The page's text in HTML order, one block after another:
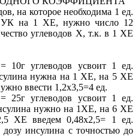
на которое необходима 1 ед.
УК на 1 ХЕ, нужно число 12
углеводов Х, т.к. в 1 ХЕ
углеводов усвоит 1 ед.
нужна на 1 ХЕ, на 5 ХЕ
ввести 1,2х3,5=4 ед.
углеводов усвоит 1 ед.
нужно на 1ХЕ, на 6 ХЕ
ХЕ введем 0,48х2,5= 1 ед.
дозу инсулина с точностью до